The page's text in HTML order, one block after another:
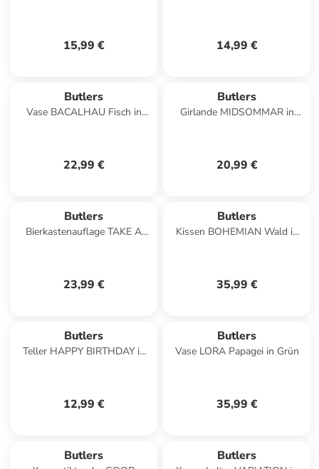
15,99 € 14,99 €
Butlers
Vase BACALHAU Fisch in
22,99 €
Butlers
Girlande MIDSOMMAR in
20,99 €
Butlers
Bierkastenauflage TAKE A
23,99 €
Butlers
Kissen BOHEMIAN Wald in
35,99 €
Butlers
Teller HAPPY BIRTHDAY in
12,99 €
Butlers
Vase LORA Papagei in Grün
35,99 €
Butlers Butlers